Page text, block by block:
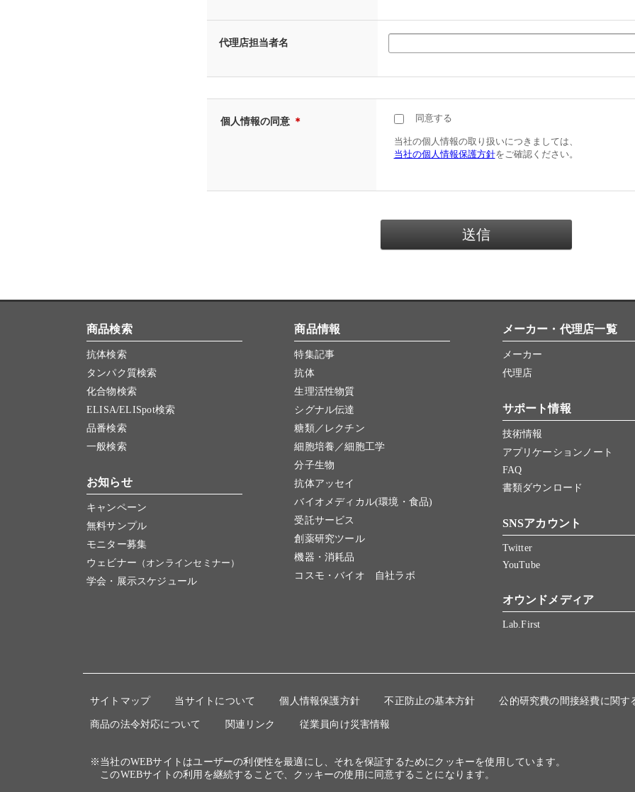
代理店担当者名
個人情報の同意 ＊ 同意する
当社の個人情報の取り扱いにつきましては、
当社の個人情報保護方針をご確認ください。
商品検索
抗体検索
タンパク質検索
化合物検索
ELISA/ELISpot検索
品番検索
一般検索
お知らせ
キャンペーン
無料サンプル
モニター募集
ウェビナー （オンラインセミナー）
学会・展示スケジュール
商品情報
特集記事
抗体
生理活性物質
シグナル伝達
糖類／レクチン
細胞培養／細胞工学
分子生物
抗体アッセイ
バイオメディカル(環境・食品)
受託サービス
創薬研究ツール
機器・消耗品
コスモ・バイオ 自社ラボ
メーカー・代理店一覧
メーカー
代理店
サポート情報
技術情報
アプリケーションノート
FAQ
書類ダウンロード
SNSアカウント
Twitter
YouTube
オウンドメディア
Lab.First
サイトマップ 当サイトについて 個人情報保護方針 不正防止の基本方針 公的研究費の間接経費に関す
商品の法令対応について 関連リンク 従業員向け災害情報
※当社のWEBサイトはユーザーの利便性を最適にし、それを保証するためにクッキーを使用しています。
このWEBサイトの利用を継続することで、クッキーの使用に同意することになります。